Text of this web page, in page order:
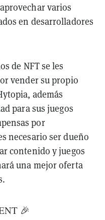
varios
en desarrolladores
de NFT se les
vender su propio
además
para sus juegos
por
necesario ser dueño
contenido y juegos
una mejor oferta
🎉